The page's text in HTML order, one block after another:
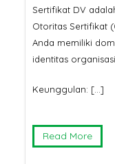
Sertifikat DV
Otoritas Sertifikat
Anda memiliki
identitas
Keunggulan: […]
Read More